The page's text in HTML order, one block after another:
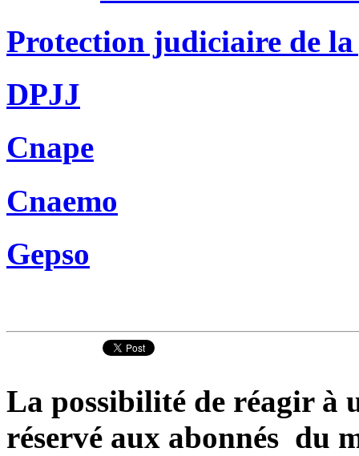
Protection judiciaire de la
DPJJ
Cnape
Cnaemo
Gepso
La possibilité de réagir à
réservé aux abonnés du